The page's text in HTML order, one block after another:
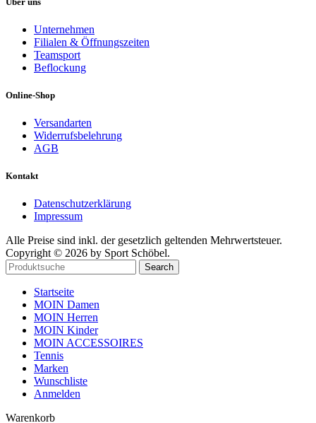
Unternehmen
Filialen & Öffnungszeiten
Teamsport
Beflockung
Online-Shop
Versandarten
Widerrufsbelehrung
AGB
Kontakt
Datenschutzerklärung
Impressum
Alle Preise sind inkl. der gesetzlich geltenden Mehrwertsteuer.
Copyright © 2026 by Sport Schöbel.
Search
Startseite
MOIN Damen
MOIN Herren
MOIN Kinder
MOIN ACCESSOIRES
Tennis
Marken
Wunschliste
Anmelden
Warenkorb